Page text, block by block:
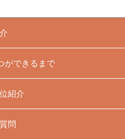
ができるまで
紹介
問